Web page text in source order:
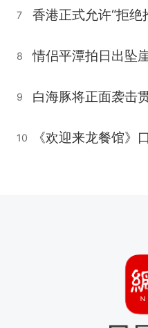
7 香港正式允许“拒绝
8 情侣平潭拍日出坠
9 白海豚将正面袭击
10 《欢迎来龙餐馆》